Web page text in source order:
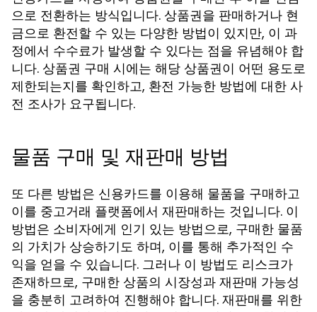
으로 전환하는 방식입니다. 상품권을 판매하거나 현
금으로 환전할 수 있는 다양한 방법이 있지만, 이 과
정에서 수수료가 발생할 수 있다는 점을 유념해야 합
니다. 상품권 구매 시에는 해당 상품권이 어떤 용도로
제한되는지를 확인하고, 환전 가능한 방법에 대한 사
전 조사가 요구됩니다.
물품 구매 및 재판매 방법
또 다른 방법은 신용카드를 이용해 물품을 구매하고
이를 중고거래 플랫폼에서 재판매하는 것입니다. 이
방법은 소비자에게 인기 있는 방법으로, 구매한 물품
의 가치가 상승하기도 하며, 이를 통해 추가적인 수
익을 얻을 수 있습니다. 그러나 이 방법도 리스크가
존재하므로, 구매한 상품의 시장성과 재판매 가능성
을 충분히 고려하여 진행해야 합니다. 재판매를 위한